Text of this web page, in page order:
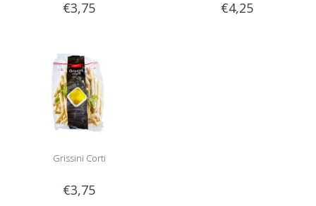
€3,75 €4,25
Grissini Corti
€3,75